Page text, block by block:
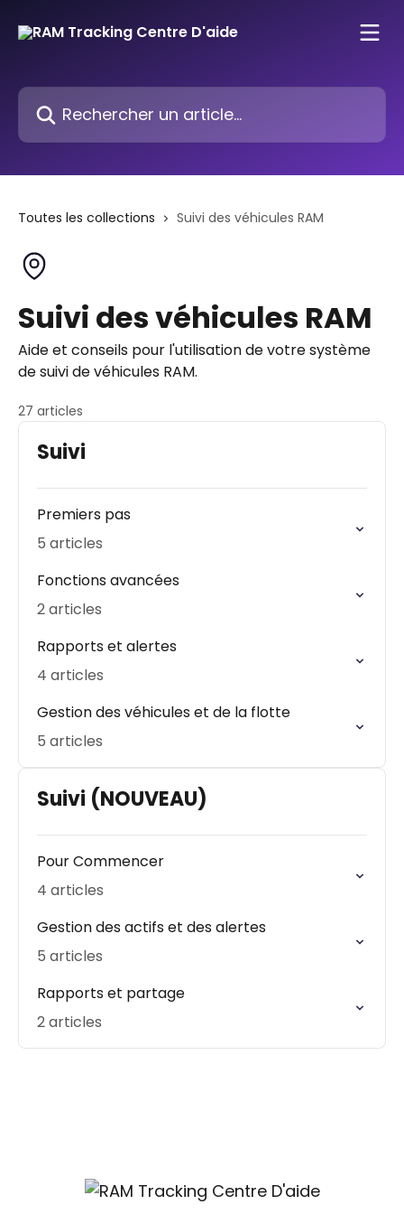
Rechercher un article...
Toutes les collections Suivi des véhicules RAM
Suivi des véhicules RAM
Aide et conseils pour l'utilisation de votre système
de suivi de véhicules RAM.
27 articles
Suivi
Premiers pas
5 articles
Fonctions avancées
2 articles
Rapports et alertes
4 articles
Gestion des véhicules et de la flotte
5 articles
Suivi (NOUVEAU)
Pour Commencer
4 articles
Gestion des actifs et des alertes
5 articles
Rapports et partage
2 articles